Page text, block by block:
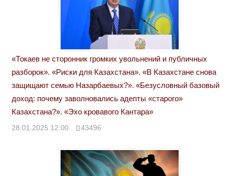
«Токаев не сторонник громких увольнений и публичных
разборок». «Риски для Казахстана». «В Казахстане снова
защищают семью Назарбаевых?». «Безусловный базовый
доход: почему заволновались адепты «старого»
Казахстана?». «Эхо кровавого Кантара»
28.01.2025 12:00 43496